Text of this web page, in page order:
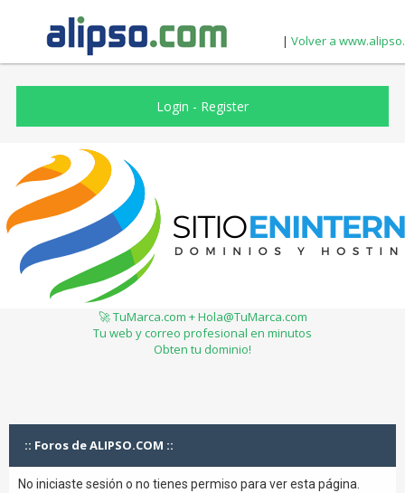
| Volver a
Login - Register
🚀 TuMarca.com + Hola@TuMarca.com
Tu web y correo profesional en minutos
Obten tu dominio!
:: Foros de ALIPSO.COM ::
No iniciaste sesión o no tienes permiso para ver esta página.